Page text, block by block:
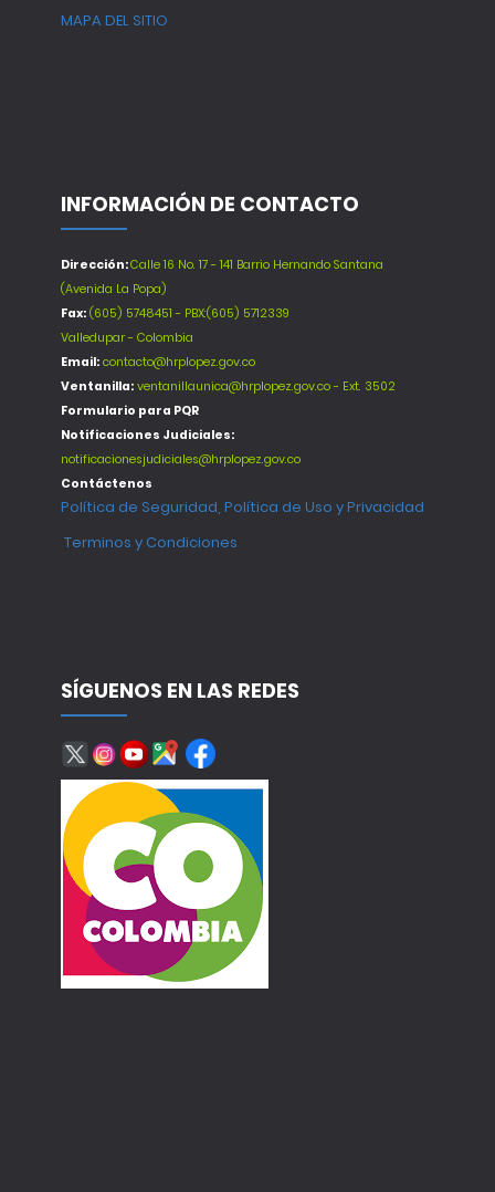
MAPA DEL SITIO
INFORMACIÓN DE CONTACTO
Dirección:Calle 16 No. 17 - 141 Barrio Hernando Santana
(Avenida La Popa)
Fax: (605) 5748451 - PBX:(605) 5712339
Valledupar - Colombia
Email: contacto@hrplopez.gov.co
Ventanilla: ventanillaunica@hrplopez.gov.co - Ext. 3502
Formulario para PQR
Notificaciones Judiciales:
notificacionesjudiciales@hrplopez.gov.co
Contáctenos
Política de Seguridad, Política de Uso y Privacidad
Terminos y Condiciones
SÍGUENOS EN LAS REDES